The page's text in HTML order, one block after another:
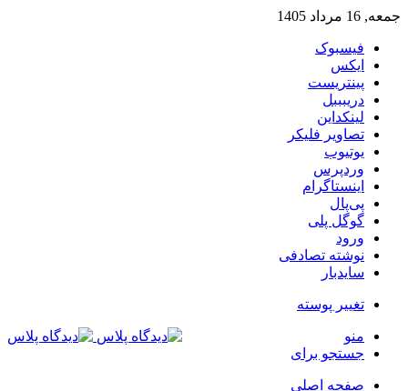
جمعه, 16 مرداد 1405
فیسبوک
ایکس
پینتریست
دریبببل
لینکداین
تصاویر فلیکر
یوتیوب
وردپرس
اینستاگرام
پی‌پال
گوگل پلی
ورود
نوشته تصادفی
سایدبار
تغییر پوسته
منو
جستجو برای
صفحه اصلی